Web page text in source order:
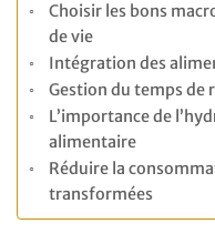
Choisir les bons
de vie
Intégration des
Gestion du temps de
L’importance de
alimentaire
Réduire la
transformées